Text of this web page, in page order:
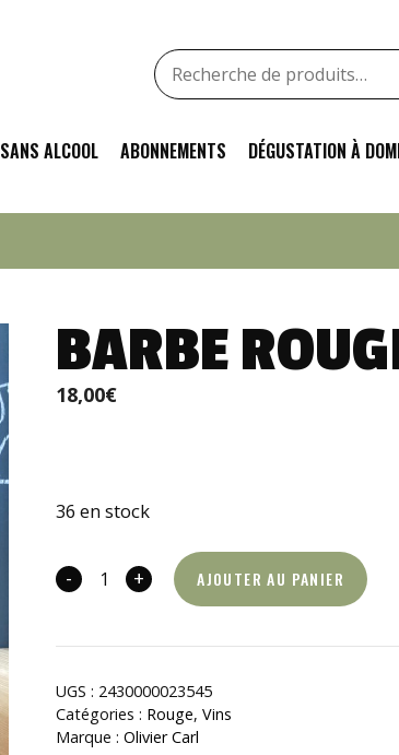
SANS ALCOOL ABONNEMENTS DÉGUSTATION À
Recherche
pour
BARBE
18,00€
36 en stock
-
quantité
Barbe
Rouge
+ AJOUTER AU PANIER
UGS : 2430000023545
Catégories : Rouge,Vins
Marque :Olivier Carl